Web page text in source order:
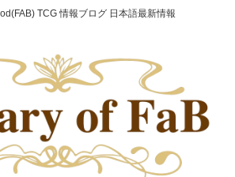
TCG 情報ブログ 日本語最新情報